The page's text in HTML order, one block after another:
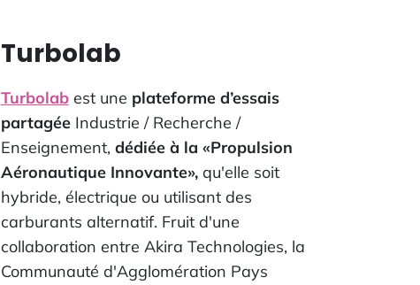
Turbolab
Turbolabest une plateforme d’essais
partagéeIndustrie / Recherche /
Enseignement, dédiée à la «Propulsion
Aéronautique Innovante», qu'elle soit
hybride, électrique ou utilisant des
carburants alternatif. Fruit d'une
collaboration entre Akira Technologies, la
Communauté d'Agglomération Pays